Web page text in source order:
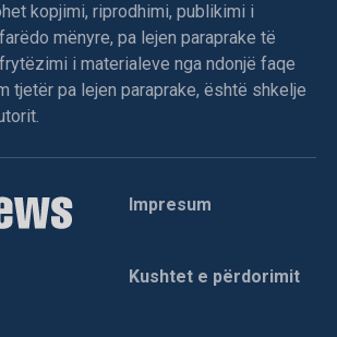
kopjimi, riprodhimi, publikimi i
mënyre, pa lejen paraprake të
i materialeve nga ndonjë faqe
tjetër pa lejen paraprake, është shkelje
Impresum
Kushtet e përdorimit